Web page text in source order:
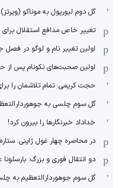
گل دوم لیورپول به موناکو (ویرتز)
تغییر خاص مدافع استقلال برای
اولین تغییر نام و لوگو در فصل
اولین صحبت‌های نکونام پس از
حجت کریمی: تمام تلاشمان را
گل سوم چلسی به
خداداد خبرنگارها را بیرون کرد!
در محاصره چهار غول ژاپنی:
دو انتقال فوری و بزرگ: بارسلونا
گل سوم جوهوردارالتعظیم به